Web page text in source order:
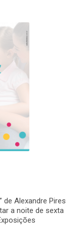
de Alexandre Pires
a noite de sexta